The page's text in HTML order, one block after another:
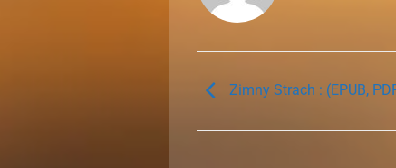
Zimny Strach : (EPUB,